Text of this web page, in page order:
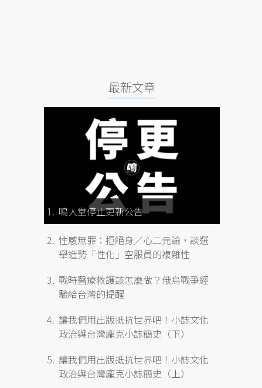
最新文章
鳴人堂停止更新公告
性感無罪：拒絕身／心二元論，談選
舉造勢「性化」空服員的複雜性
戰時醫療救護該怎麼做？俄烏戰爭經
驗給台灣的提醒
讓我們用出版抵抗世界吧！小誌文化
政治與台灣龐克小誌簡史（下）
讓我們用出版抵抗世界吧！小誌文化
政治與台灣龐克小誌簡史（上）